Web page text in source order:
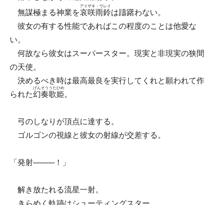
無謀極まる神業を哀咲雨鈴
アイザキ・ウレイ
は躊躇わない。
彼女の有する性能であればこの程度のことは他愛な
い。
何故なら彼女はスーパースター。現実と非現実の狭間
の天使。
決めるべき時は最高最良を実行してくれと願われて作
られた幻奏歌姫
げんそううたひめ
。
弓のしなりが頂点に達する。
ゴルゴンの視線と彼女の射線が交差する。
「発射────！」
解き放たれる流星一射。
きらめく軌跡はシューティングスター。